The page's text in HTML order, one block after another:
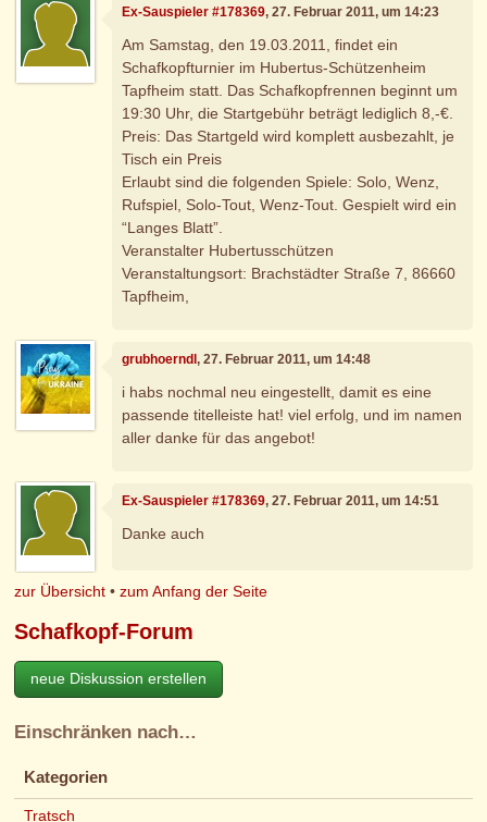
Ex-Sauspieler #178369, 27. Februar 2011, um 14:23
Am Samstag, den 19.03.2011, findet ein
Schafkopfturnier im Hubertus-Schützenheim
Tapfheim statt. Das Schafkopfrennen beginnt um
19:30 Uhr, die Startgebühr beträgt lediglich 8,-€.
Preis: Das Startgeld wird komplett ausbezahlt, je
Tisch ein Preis
Erlaubt sind die folgenden Spiele: Solo, Wenz,
Rufspiel, Solo-Tout, Wenz-Tout. Gespielt wird ein
“Langes Blatt”.
Veranstalter Hubertusschützen
Veranstaltungsort: Brachstädter Straße 7, 86660
Tapfheim,
grubhoerndl, 27. Februar 2011, um 14:48
i habs nochmal neu eingestellt, damit es eine
passende titelleiste hat! viel erfolg, und im namen
aller danke für das angebot!
Ex-Sauspieler #178369, 27. Februar 2011, um 14:51
Danke auch
zur Übersicht •zum Anfang der Seite
Schafkopf-Forum
neue Diskussion erstellen
Einschränken nach…
Kategorien
Tratsch